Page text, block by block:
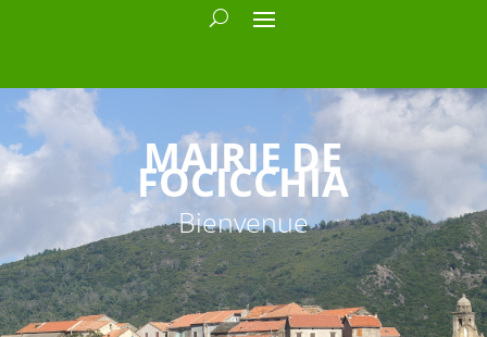
MAIRIE DE
FOCICCHIA
Bienvenue